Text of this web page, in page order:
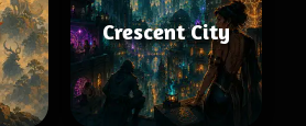
Crescent City